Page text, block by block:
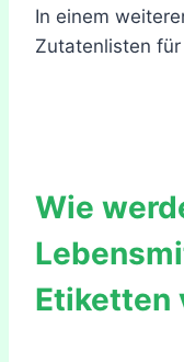
In einem
Zutatenlisten
Wie
Etiketten